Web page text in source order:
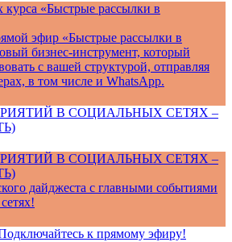
«Быстрые рассылки в
эфир «Быстрые рассылки в
бизнес-инструмент, который
с вашей структурой, отправляя
в том числе и WhatsApp.
В СОЦИАЛЬНЫХ СЕТЯХ –
В СОЦИАЛЬНЫХ СЕТЯХ –
дайджеста с главными событиями
к прямому эфиру!